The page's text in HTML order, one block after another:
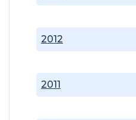
2011
2012